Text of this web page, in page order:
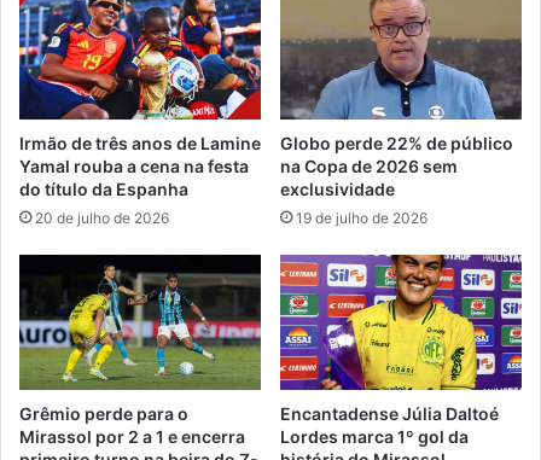
Irmão de três anos de Lamine
Yamal rouba a cena na festa
do título da Espanha
20 de julho de 2026
Globo perde 22% de público
na Copa de 2026 sem
exclusividade
19 de julho de 2026
Grêmio perde para o
Mirassol por 2 a 1 e encerra
Encantadense Júlia Daltoé
Lordes marca 1º gol da